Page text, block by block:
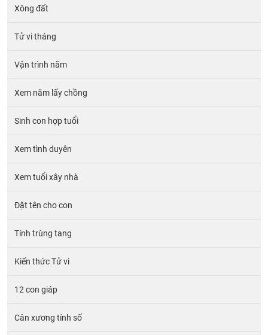
Xông đất
Tử vi tháng
Vận trình năm
Xem năm lấy chồng
Sinh con hợp tuổi
Xem tình duyên
Xem tuổi xây nhà
Đặt tên cho con
Tính trùng tang
Kiến thức Tử vi
12 con giáp
Cân xương tính số